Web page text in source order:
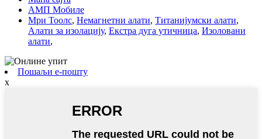
АМП Мобиле
Мри Тоолс, Немагнетни алати, Титанијумски алати,
Алати за изолацију, Екстра дуга утичница, Изоловани
алати,
Пошаљи е-пошту
x